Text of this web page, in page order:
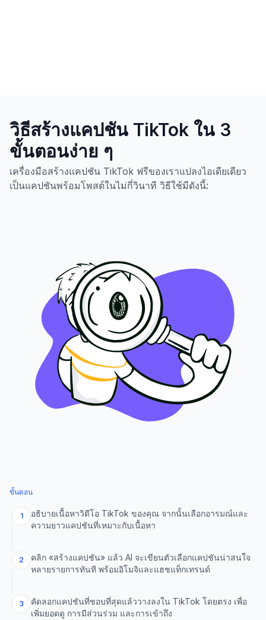
วิธีสร้างแคปชัน TikTok ใน 3
ขั้นตอนง่าย ๆ
เครื่องมือสร้างแคปชัน TikTok ฟรีของเราแปลงไอเดียเดียว
เป็นแคปชันพร้อมโพสต์ในไม่กี่วินาที วิธีใช้มีดังนี้:
ขั้นตอน
1
อธิบายเนื้อหาวิดีโอ TikTok ของคุณ จากนั้นเลือกอารมณ์และ
ความยาวแคปชันที่เหมาะกับเนื้อหา
2
คลิก «สร้างแคปชัน» แล้ว AI จะเขียนตัวเลือกแคปชันน่าสนใจ
หลายรายการทันที พร้อมอิโมจิและแฮชแท็กเทรนด์
3
คัดลอกแคปชันที่ชอบที่สุดแล้ววางลงใน TikTok โดยตรง เพื่อ
เพิ่มยอดดู การมีส่วนร่วม และการเข้าถึง